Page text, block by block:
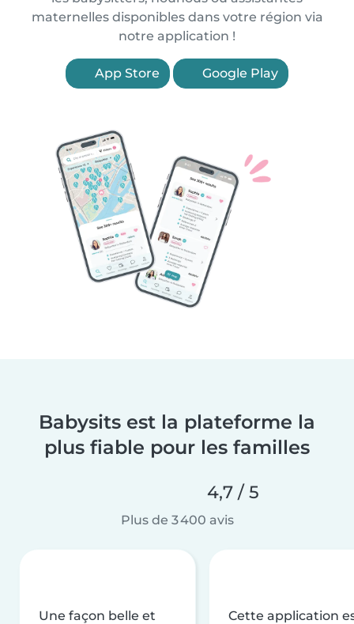
maternelles disponibles dans votre région via
notre application !
App Store Google Play
Babysits est la plateforme la
plus fiable pour les familles
4,7 / 5
Plus de 3 400 avis
Une façon belle et
Cette application